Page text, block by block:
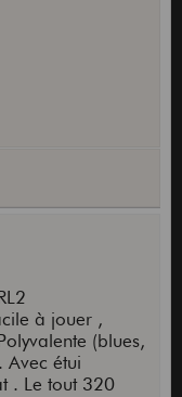
à jouer ,
(blues,
Avec étui
. Le tout 320